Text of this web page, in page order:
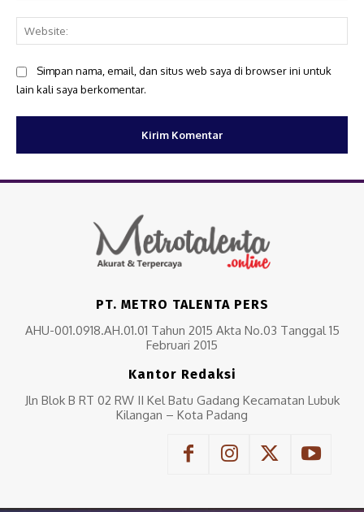
Simpan nama, email, dan situs web saya di browser ini untuk
lain kali saya berkomentar.
PT. METRO TALENTA PERS
AHU-001.0918.AH.01.01 Tahun 2015 Akta No.03 Tanggal 15
Februari 2015
Kantor Redaksi
Jln Blok B RT 02 RW II Kel Batu Gadang Kecamatan Lubuk
Kilangan – Kota Padang